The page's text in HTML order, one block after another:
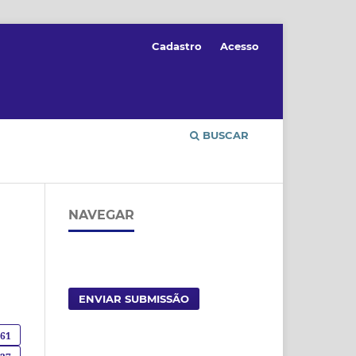
BUSCAR
Cadastro Acesso
NAVEGAR
ENVIAR SUBMISSÃO